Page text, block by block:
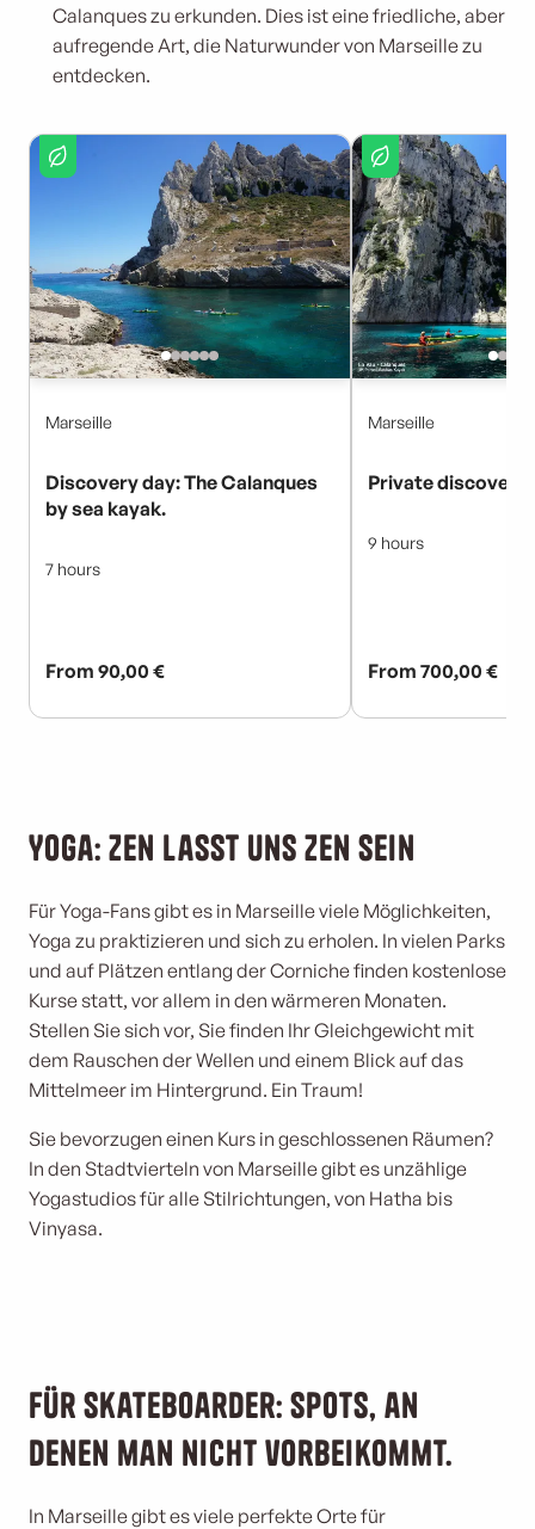
Calanques zu erkunden. Dies ist eine friedliche, aber
aufregende Art, die Naturwunder von Marseille zu
entdecken.
Yoga: Zen lasst uns Zen sein
Für Yoga-Fans gibt es in Marseille viele Möglichkeiten,
Yoga zu praktizieren und sich zu erholen. In vielen Parks
und auf Plätzen entlang der Corniche finden kostenlose
Kurse statt, vor allem in den wärmeren Monaten.
Stellen Sie sich vor, Sie finden Ihr Gleichgewicht mit
dem Rauschen der Wellen und einem Blick auf das
Mittelmeer im Hintergrund. Ein Traum!
Sie bevorzugen einen Kurs in geschlossenen Räumen?
In den Stadtvierteln von Marseille gibt es unzählige
Yogastudios für alle Stilrichtungen, von Hatha bis
Vinyasa.
Für Skateboarder: Spots, an
denen man nicht vorbeikommt.
In Marseille gibt es viele perfekte Orte für